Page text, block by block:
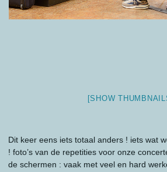
[SHOW
Dit keer eens iets totaal anders ! iets wat
! foto’s van de repetities voor onze
de schermen : vaak met veel en hard